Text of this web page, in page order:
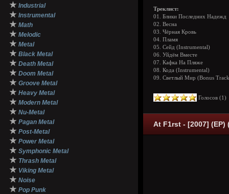
★ Industrial
★ Instrumental
★ Math
★ Melodic
★ Metal
★ Black Metal
★ Death Metal
★ Doom Metal
★ Groove Metal
★ Heavy Metal
★ Modern Metal
★ Nu-Metal
★ Pagan Metal
★ Post-Metal
★ Power Metal
★ Symphonic Metal
★ Thrash Metal
★ Viking Metal
★ Noise
★ Pop Punk
Треклист:
01. Блики Последних Надежд
02. Весна
03. Чёрная Кровь
04. Пламя
05. Сейд (Instrumental)
06. Уйдём Вместе
07. Кафка На Пляже
08. Кода (Instrumental)
09. Светлый Мир (Bonus
Голосов (1
At F1rst - [2007] (EP)